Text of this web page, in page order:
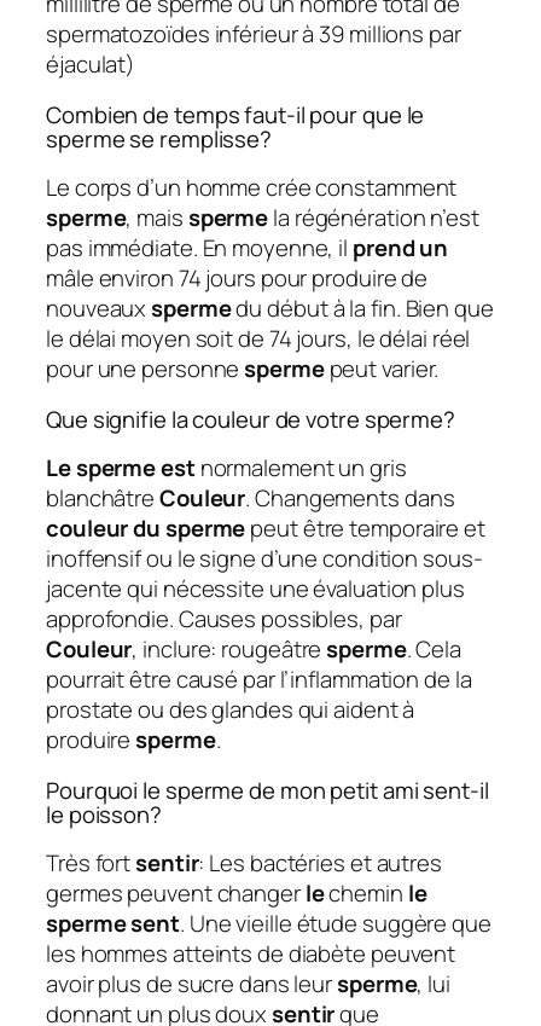
spermatozoïdes inférieur à 39 millions par
éjaculat)
Combien de temps faut-il pour que le
sperme se remplisse?
Le corps d’un homme crée constamment
sperme, maisspermela régénération n’est
pas immédiate. En moyenne, il prend un
mâle environ 74 jours pour produire de
nouveauxspermedu début à la fin. Bien que
le délai moyen soit de 74 jours, le délai réel
pour une personnespermepeut varier.
Que signifie la couleur de votre sperme?
Le sperme estnormalement un gris
blanchâtreCouleur. Changements dans
couleur du spermepeut être temporaire et
inoffensif ou le signe d’une condition sous-
jacente qui nécessite une évaluation plus
approfondie. Causes possibles, par
Couleur, inclure: rougeâtresperme. Cela
pourrait être causé par l’inflammation de la
prostate ou des glandes qui aident à
produiresperme.
Pourquoi le sperme de mon petit ami sent-il
le poisson?
Très fortsentir: Les bactéries et autres
germes peuvent changerlechemin le
sperme sent. Une vieille étude suggère que
les hommes atteints de diabète peuvent
avoir plus de sucre dans leursperme, lui
donnant un plus douxsentirque